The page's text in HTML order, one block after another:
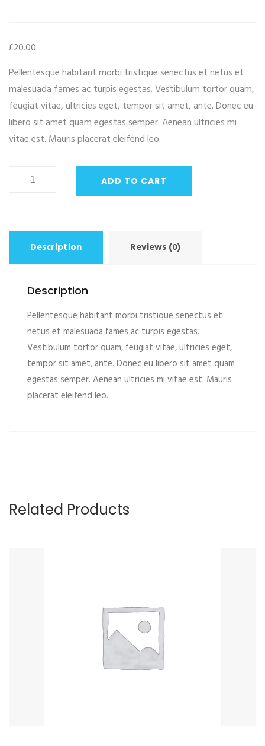
£20.00
Pellentesque habitant morbi tristique senectus et netus et
malesuada fames ac turpis egestas. Vestibulum tortor quam,
feugiat vitae, ultricies eget, tempor sit amet, ante. Donec eu
libero sit amet quam egestas semper. Aenean ultricies mi
vitae est. Mauris placerat eleifend leo.
ADD TO CART
Description Reviews (0)
Description
Pellentesque habitant morbi tristique senectus et
netus et malesuada fames ac turpis egestas.
Vestibulum tortor quam, feugiat vitae, ultricies eget,
tempor sit amet, ante. Donec eu libero sit amet quam
egestas semper. Aenean ultricies mi vitae est. Mauris
placerat eleifend leo.
Related Products